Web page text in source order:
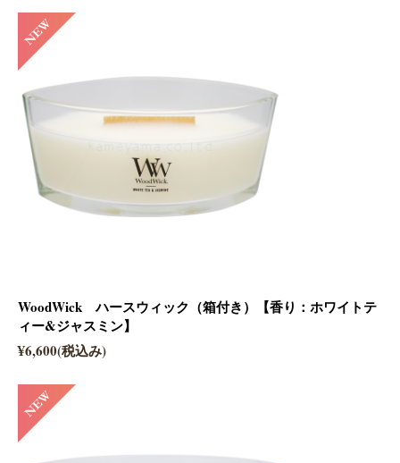
WoodWick ハースウィック（箱付き）【香り：ホワイトテ
ィー&ジャスミン】
¥6,600(税込み)